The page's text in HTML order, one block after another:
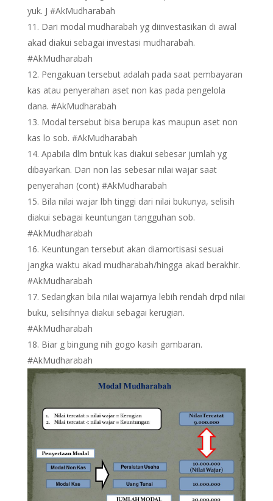
yuk. J #AkMudharabah
Dari modal mudharabah yg diinvestasikan di awal
akad diakui sebagai investasi mudharabah.
#AkMudharabah
Pengakuan tersebut adalah pada saat pembayaran
kas atau penyerahan aset non kas pada pengelola
dana. #AkMudharabah
Modal tersebut bisa berupa kas maupun aset non
kas lo sob. #AkMudharabah
Apabila dlm bntuk kas diakui sebesar jumlah yg
dibayarkan. Dan non las sebesar nilai wajar saat
penyerahan (cont) #AkMudharabah
Bila nilai wajar lbh tinggi dari nilai bukunya, selisih
diakui sebagai keuntungan tangguhan sob.
#AkMudharabah
Keuntungan tersebut akan diamortisasi sesuai
jangka waktu akad mudharabah/hingga akad berakhir.
#AkMudharabah
Sedangkan bila nilai wajarnya lebih rendah drpd nilai
buku, selisihnya diakui sebagai kerugian.
#AkMudharabah
Biar g bingung nih gogo kasih gambaran.
#AkMudharabah